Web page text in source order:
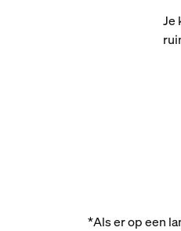
Je
*Als er op een